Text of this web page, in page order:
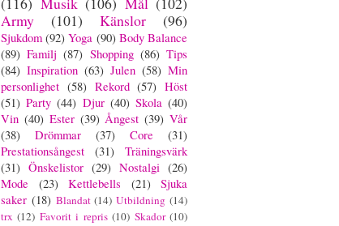
Army
(101) Känslor (96)
Sjukdom (92) Yoga (90) Body Balance
(89) Familj (87) Shopping (86) Tips
(84) Inspiration (63) Julen (58) Min
personlighet (58) Rekord (57) Höst
(51) Party (44) Djur (40) Skola (40)
Vin (40) Ester (39) Ångest (39) Vår
(38)
Drömmar (37) Core
(31)
Prestationsångest
(31)
Träningsvärk
(31) Önskelistor (29) Nostalgi (26)
Mode
(23) Kettlebells (21)
Sjuka
saker (18) Blandat (14) Utbildning (14)
trx (12) Favorit i repris (10) Skador (10)